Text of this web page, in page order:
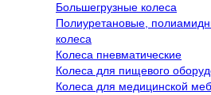
Большегрузные колеса
Полиуретановые,
колеса
Колеса пневматические
Колеса для пищевого
Колеса для медицинской